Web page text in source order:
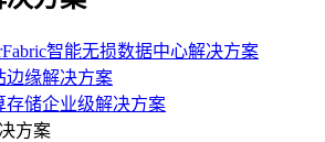
智能无损数据中心解决方案
边缘解决方案
存储企业级解决方案
方案